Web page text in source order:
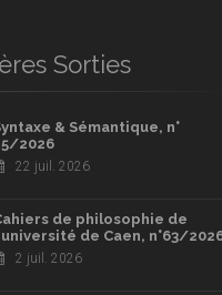
Sorties
& Sémantique, n°
2026
22 juil. 2026
de philosophie de
de Caen, n°63/
2 juil. 2026